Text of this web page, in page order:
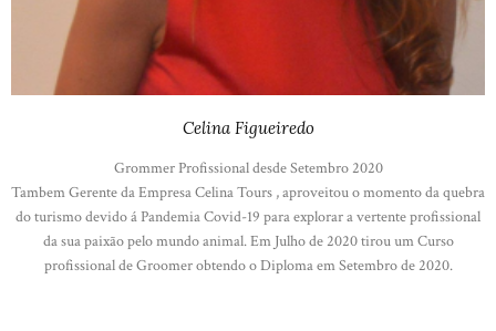
Celina Figueiredo
Grommer Profissional desde Setembro 2020
Tambem Gerente da Empresa Celina Tours , aproveitou o momento da quebra
do turismo devido á Pandemia Covid-19 para explorar a vertente profissional
da sua paixão pelo mundo animal. Em Julho de 2020 tirou um Curso
profissional de Groomer obtendo o Diploma em Setembro de 2020.